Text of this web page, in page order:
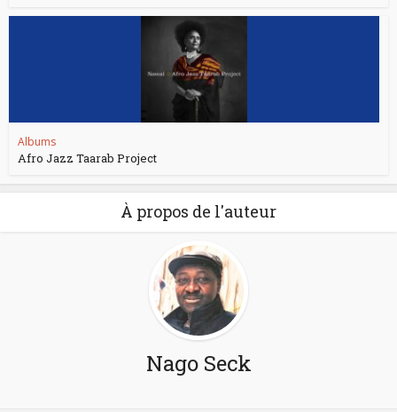
Albums
Afro Jazz Taarab Project
À propos de l'auteur
Nago Seck